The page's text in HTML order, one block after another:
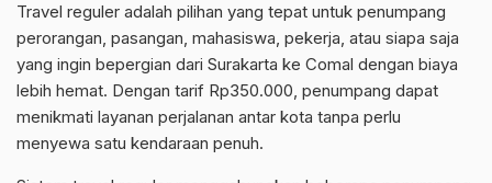
Travel reguler adalah pilihan yang tepat untuk penumpang
perorangan, pasangan, mahasiswa, pekerja, atau siapa saja
yang ingin bepergian dari Surakarta ke Comal dengan biaya
lebih hemat. Dengan tarif Rp350.000, penumpang dapat
menikmati layanan perjalanan antar kota tanpa perlu
menyewa satu kendaraan penuh.